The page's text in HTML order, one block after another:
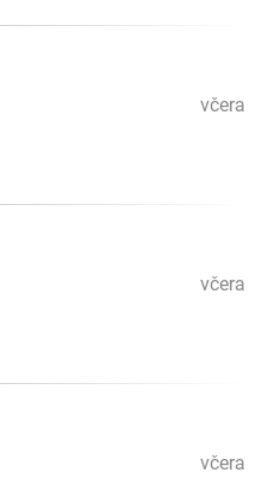
včera
včera
včera